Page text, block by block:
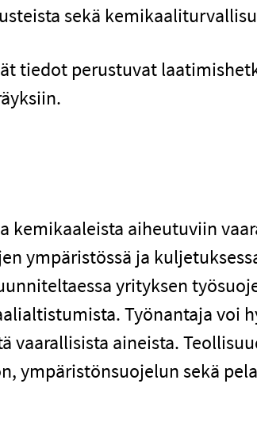
sekä
tiedot perustuvat
kemikaaleista aiheutuviin
ympäristössä ja
yrityksen
Työnantaja voi
vaarallisista aineista.
ympäristönsuojelun sekä